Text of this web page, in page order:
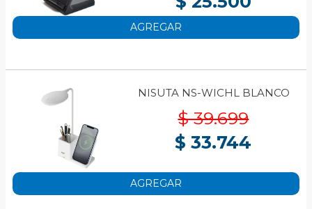
AGREGAR
NISUTA NS-WICHL BLANCO
$ 39.699
$ 33.744
AGREGAR